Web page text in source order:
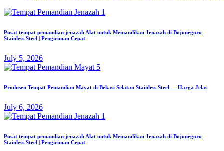
Pusat tempat pemandian jenazah Alat untuk Memandikan Jenazah di Bojonegoro
Stainless Steel | Pengiriman Cepat
July 5, 2026
Produsen Tempat Pemandian Mayat di Bekasi Selatan Stainless Steel — Harga Jelas
July 6, 2026
Pusat tempat pemandian jenazah Alat untuk Memandikan Jenazah di Bojonegoro
Stainless Steel | Pengiriman Cepat